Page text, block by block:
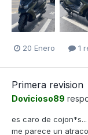
20 Enero 1
Primera revision
Dovicioso89
es caro de
me parece un